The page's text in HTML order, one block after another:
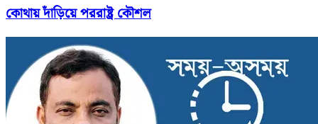
কোথায় দাঁড়িয়ে পররাষ্ট্র কৌশল